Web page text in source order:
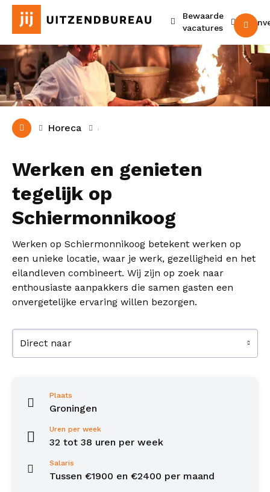
Bewaarde
vacatures
Horeca
Werken en genieten
tegelijk op
Schiermonnikoog
Werken op Schiermonnikoog betekent werken op
een unieke locatie, waar je werk, gezelligheid en het
eilandleven combineert. Wij zijn op zoek naar
enthousiaste aanpakkers die samen gasten een
onvergetelijke ervaring willen bezorgen.
Direct naar
Plaats
Groningen
Uren per week
32 tot 38 uren per week
Salaris
Tussen €1900 en €2400 per maand